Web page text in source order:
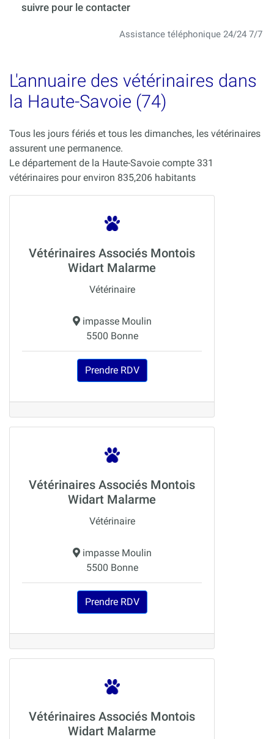
suivre pour le contacter
Assistance téléphonique 24/24 7/7
L'annuaire des vétérinaires dans
la Haute-Savoie (74)
Tous les jours fériés et tous les dimanches, les vétérinaires
assurent une permanence.
Le département de la Haute-Savoie compte 331
vétérinaires pour environ 835,206 habitants
Vétérinaires Associés Montois
Widart Malarme
Vétérinaire
impasse Moulin
5500 Bonne
Prendre RDV
Vétérinaires Associés Montois
Widart Malarme
Vétérinaire
impasse Moulin
5500 Bonne
Prendre RDV
Vétérinaires Associés Montois
Widart Malarme